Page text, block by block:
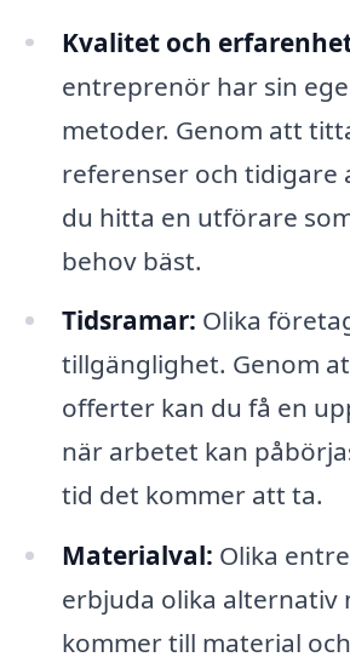
Kvalitet och
entreprenör har sin
metoder. Genom att
referenser och tidigare
du hitta en utförare
behov bäst.
Tidsramar: Olika
tillgänglighet. Genom
offerter kan du få en
när arbetet kan
tid det kommer att ta.
Materialval: Olika
erbjuda olika alternativ
kommer till material